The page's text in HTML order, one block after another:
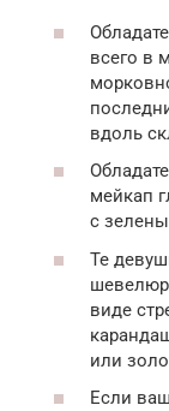
всего в
вдоль
мейкап
с
Те
виде
или
Если